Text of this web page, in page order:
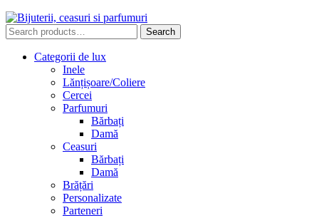
Search
for:
Search
Categorii de lux
Inele
Lănțișoare/Coliere
Cercei
Parfumuri
Bărbați
Damă
Ceasuri
Bărbați
Damă
Brățări
Personalizate
Parteneri